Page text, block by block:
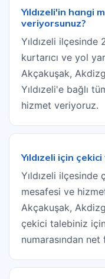
Yıldızeli'in hangi
veriyorsunuz?
Yıldızeli
kurtarıcı ve yol
Akçakuşak,
Yıldızeli'e bağlı
hizmet veriyoruz.
Yıldızeli için
Yıldızeli ilçesinde
mesafesi ve
Akçakuşak,
çekici talebiniz
numarasından